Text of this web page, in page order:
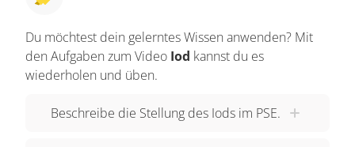
Du möchtest dein gelerntes Wissen anwenden? Mit
den Aufgaben zum Video Iod kannst du es
wiederholen und üben.
Beschreibe die Stellung des Iods im PSE.